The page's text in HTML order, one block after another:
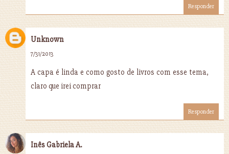
Responder
Unknown
7/31/2013
A capa é linda e como gosto de livros com esse tema,
claro que irei comprar
Responder
Inês Gabriela A.